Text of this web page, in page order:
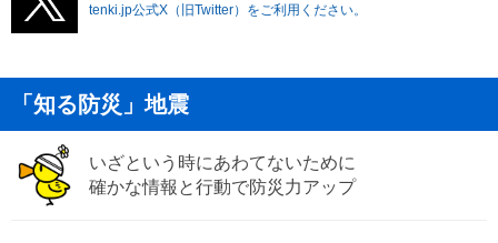
tenki.jp公式X（旧Twitter）をご利用ください。
「知る防災」地震
いざという時にあわてないために
確かな情報と行動で防災力アップ